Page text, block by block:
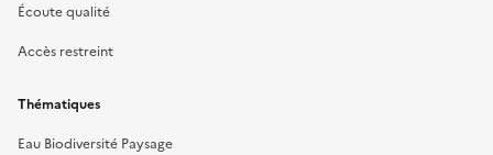
Écoute qualité
Accès restreint
Thématiques
Eau Biodiversité Paysage